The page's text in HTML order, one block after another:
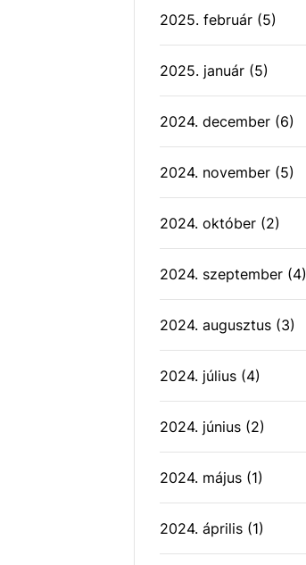
2025. február (5)
2025. január (5)
2024. december (6)
2024. november (5)
2024. október (2)
2024. szeptember (4)
2024. augusztus (3)
2024. július (4)
2024. június (2)
2024. május (1)
2024. április (1)